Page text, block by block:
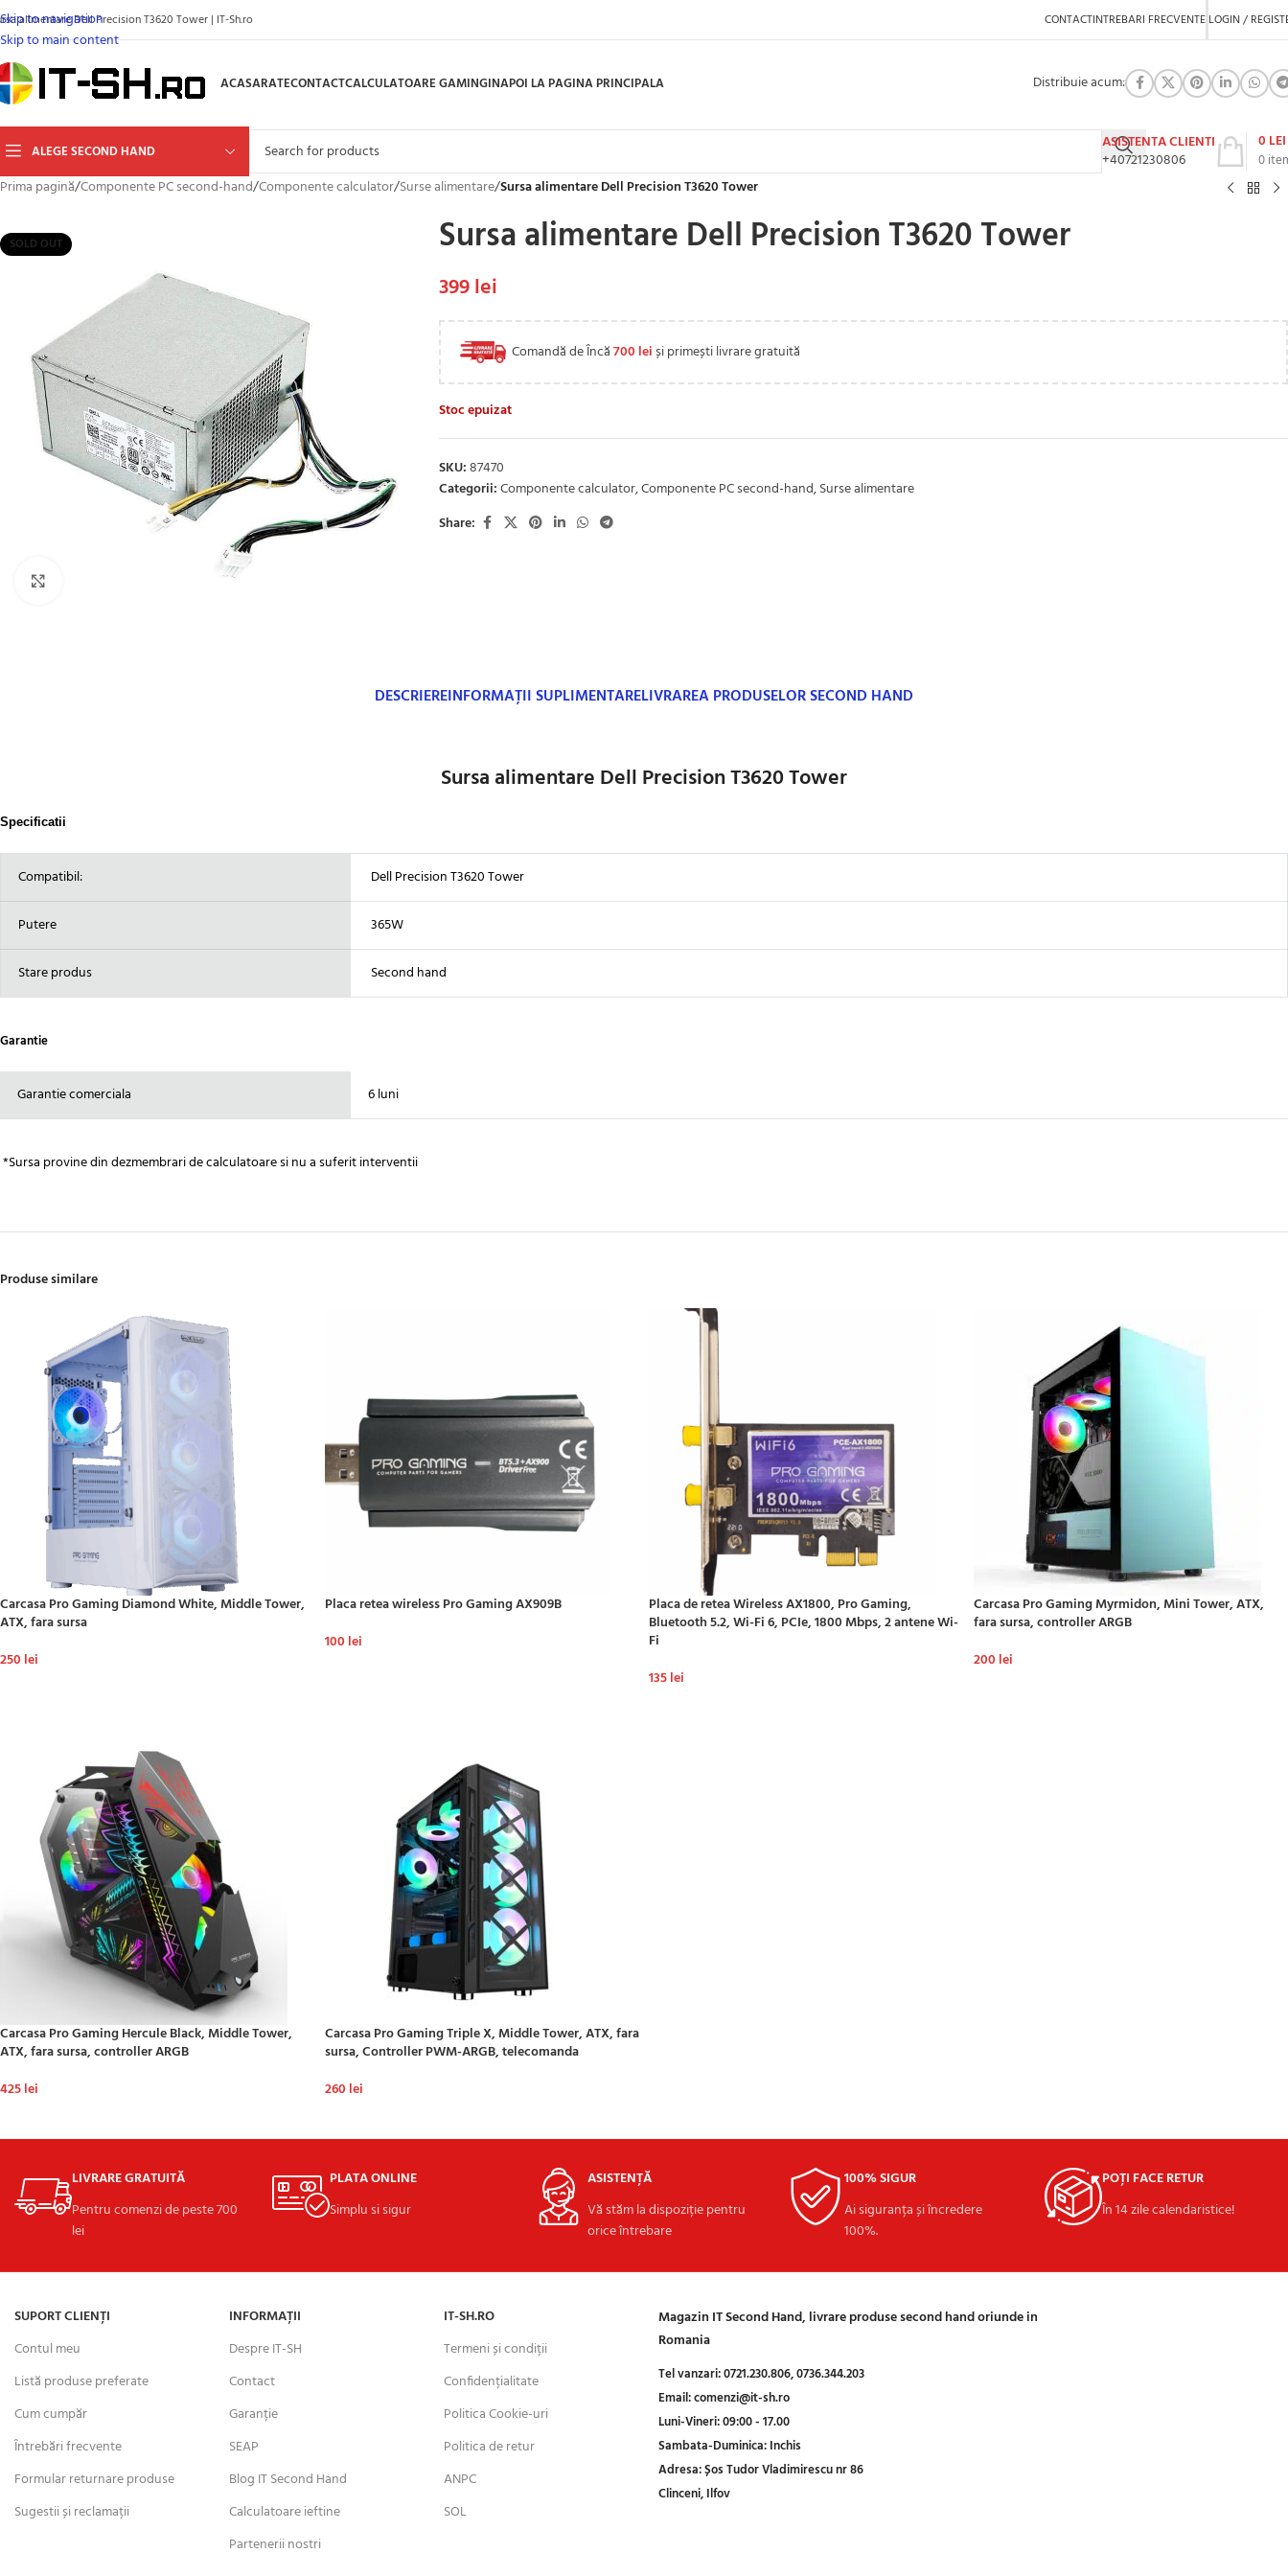
Skip to navigation
Skip to main content
alimentare Dell Precision T3620 Tower | IT-Sh.ro CONTACTINTREBARI FRECVENTE LOGIN /
ACASARATECONTACTCALCULATOARE GAMINGINAPOI LA PAGINA PRINCIPALA Distribuie acum:
ALEGE SECOND HAND
ASISTENTA CLIENTI
+40721230806
0
0 LEI
Prima pagină/Componente PC second-hand/Componente calculator/Surse alimentare/Sursa alimentare Dell Precision T3620 Tower
SOLD OUT Sursa alimentare Dell Precision T3620 Tower
399lei
Comandă de Încă700 leiși primești livrare gratuită
Stoc epuizat
SKU:87470
Categorii:Componente calculator,Componente PC second-hand,Surse alimentare
Share:
DESCRIEREINFORMAȚII SUPLIMENTARELIVRAREA PRODUSELOR SECOND HAND
Sursa alimentare Dell Precision T3620 Tower
Specificatii
Compatibil: Dell Precision T3620 Tower
Putere 365W
Stare produs Second hand
Garantie
Garantie comerciala 6 luni
*Sursa provine din dezmembrari de calculatoare si nu a suferit interventii
Produse similare
Carcasa Pro Gaming Diamond White, Middle Tower,
ATX, fara sursa
250 lei
Placa retea wireless Pro Gaming AX909B
100 lei
Placa de retea Wireless AX1800, Pro Gaming,
Bluetooth 5.2, Wi-Fi 6, PCIe, 1800 Mbps, 2 antene Wi-
Fi
135lei
Carcasa Pro Gaming Myrmidon, Mini Tower, ATX,
fara sursa, controller ARGB
200 lei
Carcasa Pro Gaming Hercule Black, Middle Tower,
ATX, fara sursa, controller ARGB
425lei
Carcasa Pro Gaming Triple X, Middle Tower, ATX, fara
sursa, Controller PWM-ARGB, telecomanda
260 lei
LIVRARE GRATUITĂ
Pentru comenzi de peste 700
lei
PLATA ONLINE
Simplu si sigur
ASISTENȚĂ
Vă stăm la dispoziție pentru
orice întrebare
100% SIGUR
Ai siguranța și încredere
100%.
POȚI FACE RETUR
În 14 zile calendaristice!
SUPORT CLIENȚI
Contul meu
Listă produse preferate
Cum cumpăr
Întrebări frecvente
Formular returnare produse
Sugestii și reclamații
INFORMAȚII
Despre IT-SH
Contact
Garanție
SEAP
Blog IT Second Hand
Calculatoare ieftine
Partenerii nostri
IT-SH.RO
Termeni și condiții
Confidențialitate
Politica Cookie-uri
Politica de retur
ANPC
SOL
Magazin IT Second Hand, livrare produse second hand oriunde in
Romania
Tel vanzari:0721.230.806,0736.344.203
Email:comenzi@it-sh.ro
Luni-Vineri:09:00 - 17.00
Sambata-Duminica:Inchis
Adresa:Șos Tudor Vladimirescu nr 86
Clinceni, Ilfov